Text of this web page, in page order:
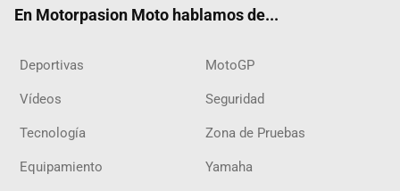
En Motorpasion Moto hablamos de...
Deportivas MotoGP
Vídeos Seguridad
Tecnología Zona de Pruebas
Equipamiento Yamaha